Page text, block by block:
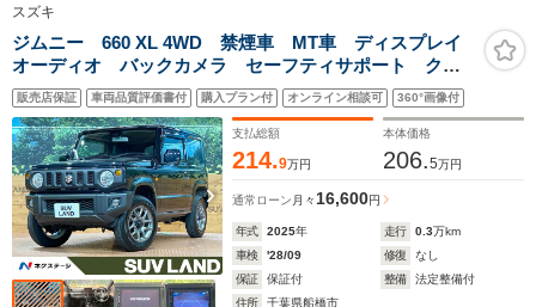
スズキ
ジムニー 660 XL 4WD 禁煙車 MT車 ディスプレイ
オーディオ バックカメラ セーフティサポート クリ
アランスソナー シートヒーター 純正16インチアルミ
ホイール Bluetooth接続 スマートキー
販売店保証 車両品質評価書付 購入プラン付 オンライン相談可 360°画像付
支払総額
214.9万円
本体価格
206.5万円
通常ローン 月々16,600円
年式 2025年 走行 0.3万km
車検
'28/09 修復
なし
保証
保証付 整備
法定整備付
住所
千葉県船橋市